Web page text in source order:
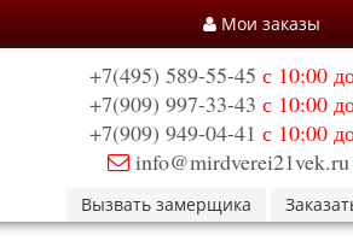
Мои заказы
+7(495) 589-55-45 с 10:00
+7(909) 997-33-43 с 10:00
+7(909) 949-04-41 с 10:00
info@mirdverei21vek.ru
Вызвать замерщика